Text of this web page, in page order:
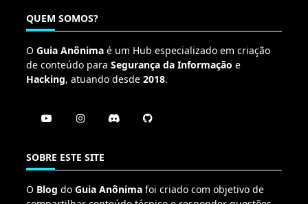
QUEM SOMOS?
O Guia Anônima é um Hub especializado em criação
de conteúdo para Segurança da Informação e
Hacking, atuando desde 2018.
SOBRE ESTE SITE
O Blog do Guia Anônima foi criado com objetivo de